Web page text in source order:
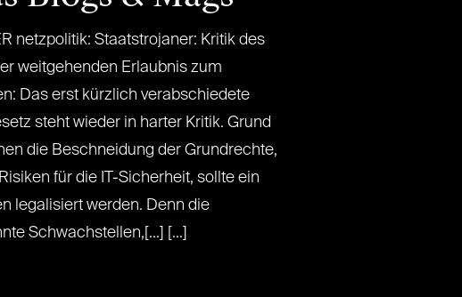
netzpolitik: Staatstrojaner: Kritik des
weitgehenden Erlaubnis zum
Das erst kürzlich verabschiedete
steht wieder in harter Kritik. Grund
die Beschneidung der Grundrechte,
für die IT-Sicherheit, sollte ein
legalisiert werden. Denn die
Schwachstellen,[...] [...]